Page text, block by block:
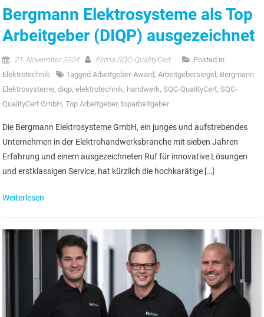
Bergmann Elektrosysteme als Top
Arbeitgeber (DIQP) ausgezeichnet
21. November 2024 Firma SQC-QualityCert
Posted in
Elektrotechnik
TaggedArbeitgeber-Award ,Arbeitgebersiegel , Bergmann
Elektrosysteme,diqp,elektrotechnik, handwerk,SQC-QualityCert,SQC-
QualityCert GmbH,Top Arbeitgeber,toparbeitgeber
Die Bergmann Elektrosysteme GmbH, ein junges und aufstrebendes
Unternehmen in der Elektrohandwerksbranche mit sieben Jahren
Erfahrung und einem ausgezeichneten Ruf für innovative Lösungen
und erstklassigen Service, hat kürzlich die hochkarätige […]
Weiterlesen